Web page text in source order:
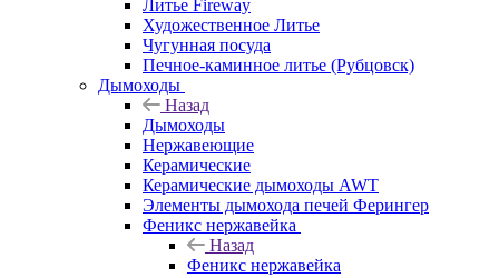
Литье Fireway
Художественное Литье
Чугунная посуда
Печное-каминное литье (Рубцовск)
Дымоходы
Назад
Дымоходы
Нержавеющие
Керамические
Керамические дымоходы AWT
Элементы дымохода печей Ферингер
Феникс нержавейка
Назад
Феникс нержавейка